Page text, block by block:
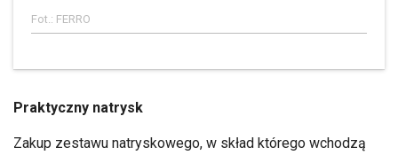
Fot.: FERRO
Praktyczny natrysk
Zakup zestawu natryskowego, w skład którego wchodzą